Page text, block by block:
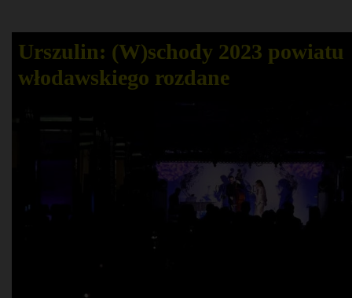
Urszulin: (W)schody 2023 powiatu
włodawskiego rozdane